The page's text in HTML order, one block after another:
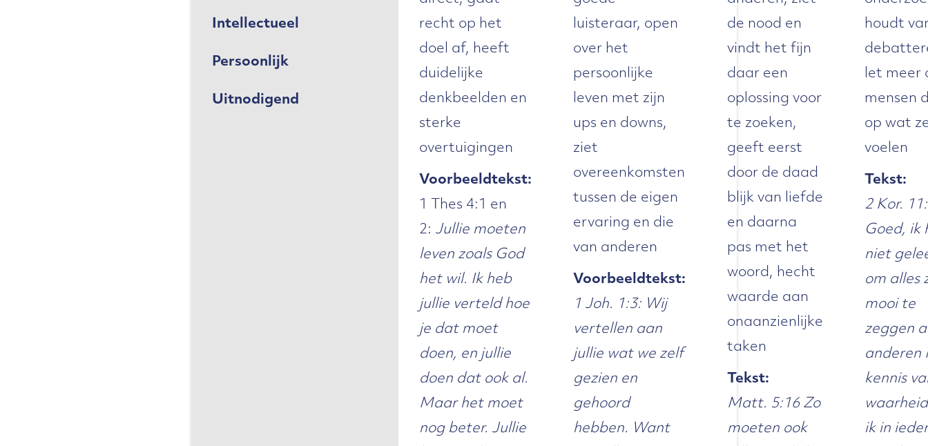
Intellectueel
Persoonlijk
Uitnodigend
recht op het
doel af, heeft
duidelijke
denkbeelden en
sterke
overtuigingen
Voorbeeldtekst:
1 Thes 4:1 en
2: Jullie moeten
leven zoals God
het wil. Ik heb
jullie verteld hoe
je dat moet
doen, en jullie
doen dat ook al.
Maar het moet
nog beter. Jullie
luisteraar, open
over het
persoonlijke
leven met zijn
ups en downs,
ziet
overeenkomsten
tussen de eigen
ervaring en die
van anderen
Voorbeeldtekst:
1 Joh. 1:3: Wij
vertellen aan
jullie wat we zelf
gezien en
gehoord
hebben. Want
de nood en
vindt het fijn
daar een
oplossing voor
te zoeken,
geeft eerst
door de daad
blijk van liefde
en daarna
pas met het
woord, hecht
waarde aan
onaanzienlijke
taken
Tekst:
Matt. 5:16 Zo
moeten ook
houdt
let meer
mensen
op wat
voelen
Tekst:
2 Kor.
Goed, ik
niet
om alles
mooi te
zeggen
anderen
kennis
ik in ieder